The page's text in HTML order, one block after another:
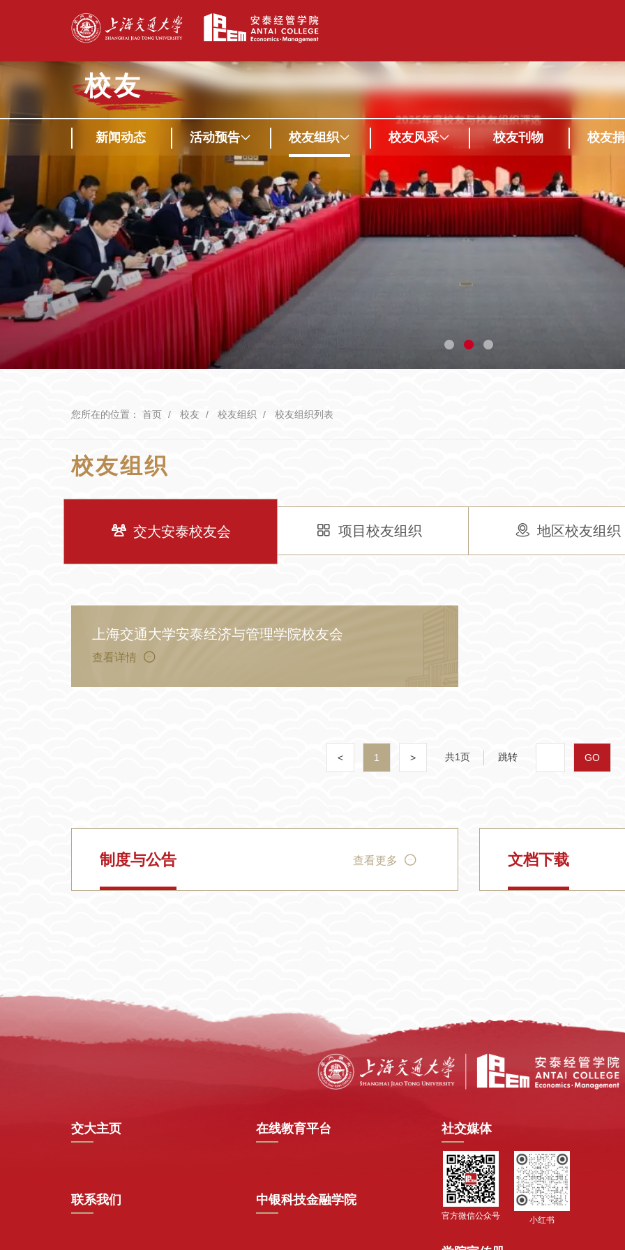
校友
新闻动态 活动预告 校友组织 校友风采 校友刊物 校友
您所在的位置： 首页 校友 校友组织 校友组织列表
校友组织
交大安泰校友会 项目校友组织 地区校友组织
上海交通大学安泰经济与管理学院校友会
查看详情
< 1 > 共1页 跳转 GO
制度与公告 查看更多 文档下载
交大主页
联系我们
在线教育平台
中银科技金融学院
社交媒体
官方微信公众号 小红书